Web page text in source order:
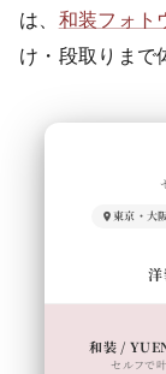
は、 和装フォト
け・段取りまで
東京・大
和装 /
セルフで